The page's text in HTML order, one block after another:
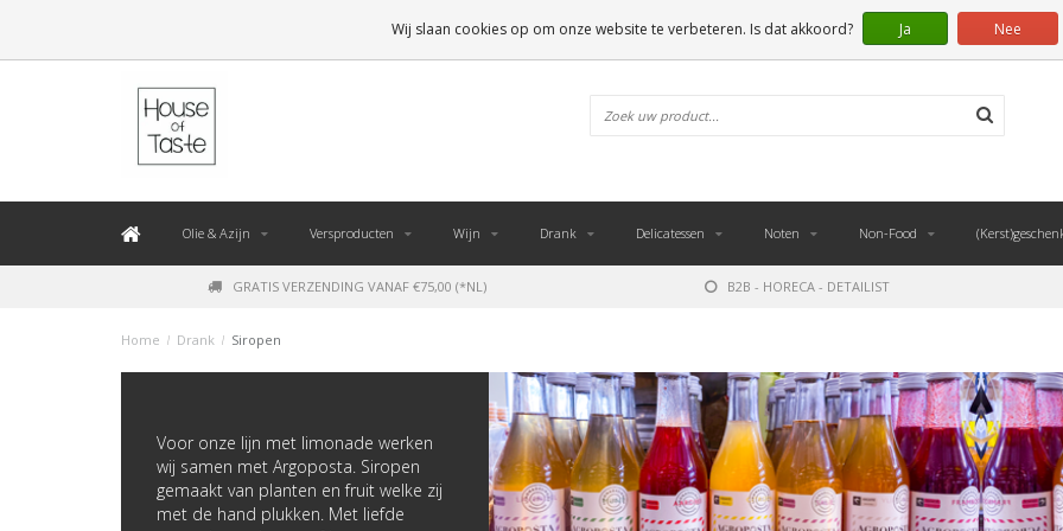
Olie & Azijn Versproducten Wijn Drank Delicatessen Noten Non-Food
GRATIS VERZENDING VANAF €75,00 (*NL) B2B - HORECA - DETAILIST
Home / Drank / Siropen
Voor onze lijn met limonade werken
wij samen met Argoposta. Siropen
gemaakt van planten en fruit welke zij
met de hand plukken. Met liefde
Wij slaan cookies op om onze website te verbeteren. Is dat akkoord? Ja Nee